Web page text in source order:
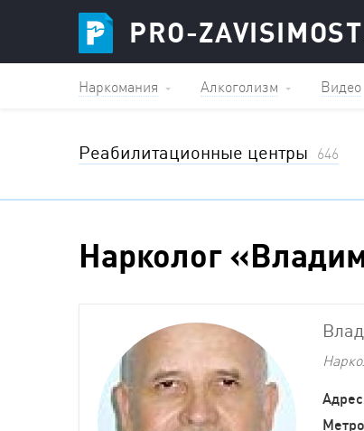
PRO-
Наркомания Алкоголизм Видео
Реабилитационные центры 646
Нарколог
Адрес
Метро